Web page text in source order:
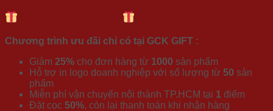
Chương trình ưu đãi chỉ có tại GCK GIFT :
Giảm 25% cho đơn hàng từ 1000 sản phẩm
Hỗ trợ in logo doanh nghiệp với số lượng từ 50 sản
phẩm
Miễn phí vận chuyển nội thành TP.HCM tại 1 điểm
Đặt cọc 50%, còn lại thanh toán khi nhận hàng